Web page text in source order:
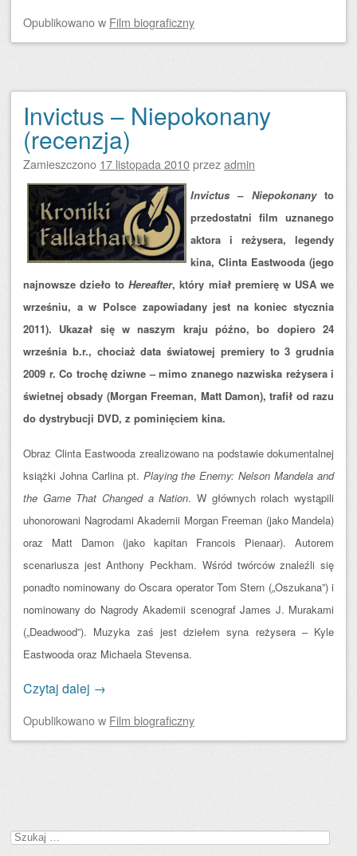
Opublikowanow Film biograficzny
Invictus – Niepokonany
(recenzja)
Zamieszczono 17 listopada 2010przezadmin
Invictus – Niepokonanyto
przedostatni film uznanego
aktora i reżysera, legendy
kina, Clinta Eastwooda (jego
najnowsze dzieło toHereafter, który miał premierę w USA we
wrześniu, a w Polsce zapowiadany jest na koniec stycznia
2011). Ukazał się w naszym kraju późno, bo dopiero 24
września b.r., chociaż data światowej premiery to 3 grudnia
2009 r. Co trochę dziwne – mimo znanego nazwiska reżysera i
świetnej obsady (Morgan Freeman, Matt Damon), trafił od razu
do dystrybucji DVD, z pominięciem kina.
Obraz Clinta Eastwooda zrealizowano na podstawie dokumentalnej
książki Johna Carlina pt. Playing the Enemy: Nelson Mandela and
the Game That Changed a Nation. W głównych rolach wystąpili
uhonorowani Nagrodami Akademii Morgan Freeman (jako Mandela)
oraz Matt Damon (jako kapitan Francois Pienaar). Autorem
scenariusza jest Anthony Peckham. Wśród twórców znaleźli się
ponadto nominowany do Oscara operator Tom Stern („Oszukana”) i
nominowany do Nagrody Akademii scenograf James J. Murakami
(„Deadwood”). Muzyka zaś jest dziełem syna reżysera – Kyle
Eastwooda oraz Michaela Stevensa.
Czytaj dalej →
Opublikowanow Film biograficzny
Szukaj: